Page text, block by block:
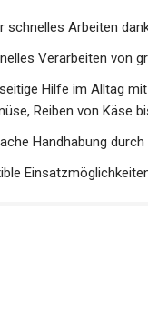
schnelles Arbeiten
Verarbeiten von
Hilfe im Alltag
Reiben von Käse
Handhabung